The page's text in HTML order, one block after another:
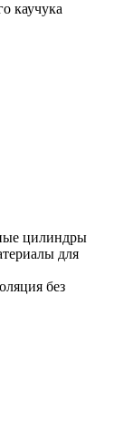
каучука
цилиндры
для
без